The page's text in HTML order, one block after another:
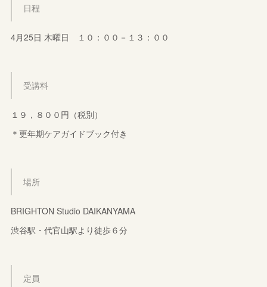
日程
4月25日 木曜日 １０：００－１３：００
受講料
１９，８００円（税別）
＊更年期ケアガイドブック付き
場所
BRIGHTON Studio DAIKANYAMA
渋谷駅・代官山駅より徒歩６分
定員